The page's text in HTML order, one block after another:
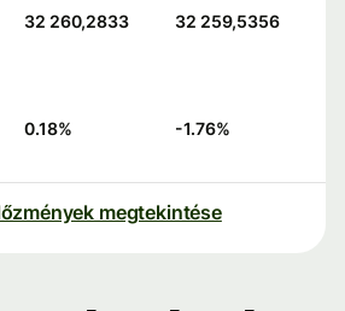
32 260,2833 32 259,5356
0.18% -1.76%
megtekintése